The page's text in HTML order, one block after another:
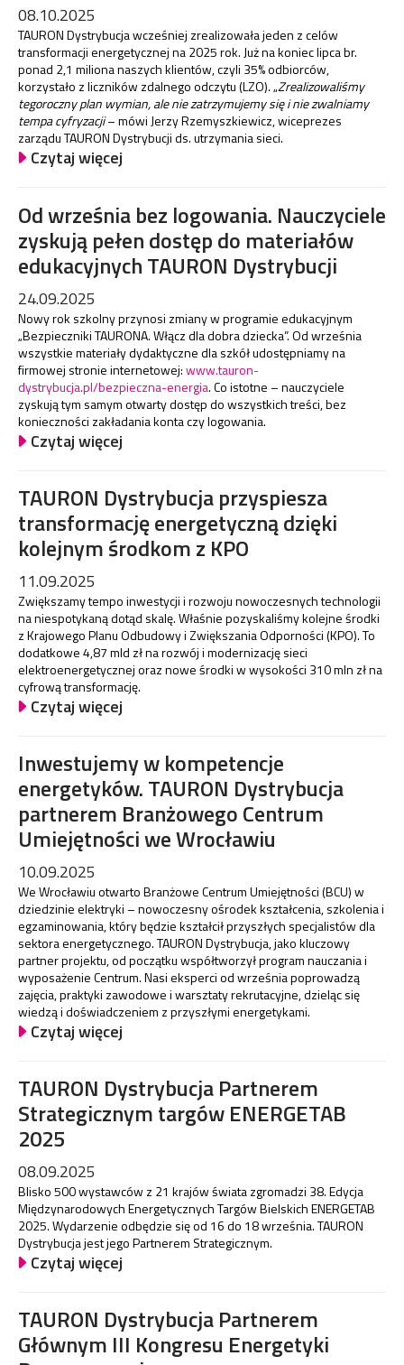
08.10.2025
TAURON Dystrybucja wcześniej zrealizowała jeden z celów
transformacji energetycznej na 2025 rok. Już na koniec lipca br.
ponad 2,1 miliona naszych klientów, czyli 35% odbiorców,
korzystało z liczników zdalnego odczytu (LZO). „Zrealizowaliśmy
tegoroczny plan wymian, ale nie zatrzymujemy się i nie zwalniamy
tempa cyfryzacji– mówi Jerzy Rzemyszkiewicz, wiceprezes
zarządu TAURON Dystrybucji ds. utrzymania sieci.
Czytaj więcej
Od września bez logowania. Nauczyciele
zyskują pełen dostęp do materiałów
edukacyjnych TAURON Dystrybucji
24.09.2025
Nowy rok szkolny przynosi zmiany w programie edukacyjnym
„Bezpieczniki TAURONA. Włącz dla dobra dziecka”. Od września
wszystkie materiały dydaktyczne dla szkół udostępniamy na
firmowej stronie internetowej:www.tauron-
dystrybucja.pl/bezpieczna-energia. Co istotne – nauczyciele
zyskują tym samym otwarty dostęp do wszystkich treści, bez
konieczności zakładania konta czy logowania.
Czytaj więcej
TAURON Dystrybucja przyspiesza
transformację energetyczną dzięki
kolejnym środkom z KPO
11.09.2025
Zwiększamy tempo inwestycji i rozwoju nowoczesnych technologii
na niespotykaną dotąd skalę. Właśnie pozyskaliśmy kolejne środki
z Krajowego Planu Odbudowy i Zwiększania Odporności (KPO). To
dodatkowe 4,87 mld zł na rozwój i modernizację sieci
elektroenergetycznej oraz nowe środki w wysokości 310 mln zł na
cyfrową transformację.
Czytaj więcej
Inwestujemy w kompetencje
energetyków. TAURON Dystrybucja
partnerem Branżowego Centrum
Umiejętności we Wrocławiu
10.09.2025
We Wrocławiu otwarto Branżowe Centrum Umiejętności (BCU) w
dziedzinie elektryki – nowoczesny ośrodek kształcenia, szkolenia i
egzaminowania, który będzie kształcił przyszłych specjalistów dla
sektora energetycznego. TAURON Dystrybucja, jako kluczowy
partner projektu, od początku współtworzył program nauczania i
wyposażenie Centrum. Nasi eksperci od września poprowadzą
zajęcia, praktyki zawodowe i warsztaty rekrutacyjne, dzieląc się
wiedzą i doświadczeniem z przyszłymi energetykami.
Czytaj więcej
TAURON Dystrybucja Partnerem
Strategicznym targów ENERGETAB
2025
08.09.2025
Blisko 500 wystawców z 21 krajów świata zgromadzi 38. Edycja
Międzynarodowych Energetycznych Targów Bielskich ENERGETAB
2025. Wydarzenie odbędzie się od 16 do 18 września. TAURON
Dystrybucja jest jego Partnerem Strategicznym.
Czytaj więcej
TAURON Dystrybucja Partnerem
Głównym III Kongresu Energetyki